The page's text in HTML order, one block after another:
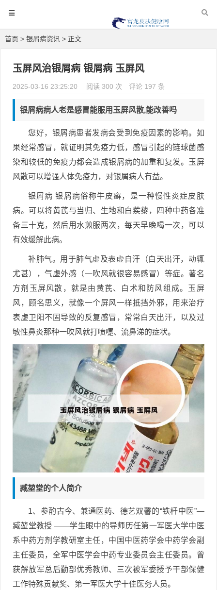
首页 > 银屑病资讯 > 正文
玉屏风治银屑病 银屑病 玉屏风
2025-03-16 23:25:20 阅读 300 次 评论 197 条
银屑病病人老是感冒能服用玉屏风散,能改善吗
您好，银屑病患者发病会受到免疫因素的影响。如
果经常感冒，就证明其免疫力低，感冒引起的链球菌感
染和较低的免疫力都会造成银屑病的加重和复发。玉屏
风散可以增强人体免疫力，对银屑病人有益。
银屑病 银屑病俗称牛皮癣，是一种慢性炎症皮肤
病。可以将黄芪与当归、生地和白蒺藜，四种中药各准
备三十克，然后用水煎服两次，每天早晚喝一次，可以
有效缓解此病。
补肺气。用于肺气虚及表虚自汗（白天出汗，动辄
尤甚），气虚外感（一吹风就很容易感冒）等症。著名
方剂玉屏风散，就是由黄芪、白术和防风组成。玉屏
风，顾名思义，就像一个屏风一样抵挡外邪，用来治疗
表虚卫阳不固导致的反复感冒，常常白天出汗，以及过
敏性鼻炎那种一吹风就打喷嚏、流鼻涕的症状。
臧堃堂的个人简介
1、参酌古今、兼通医药、德艺双馨的“铁杆中医”—
臧堃堂教授 ——学生眼中的导师历任第一军医大学中医
系中药方剂学教研室主任，中国中医药学会中药学会副
主任委员，全军中医学会中药专业委员会主任委员。曾
获解放军总后勤部优秀教师、三次被军委授予干部保健
工作特殊贡献奖、第一军医大学十佳医务人员。